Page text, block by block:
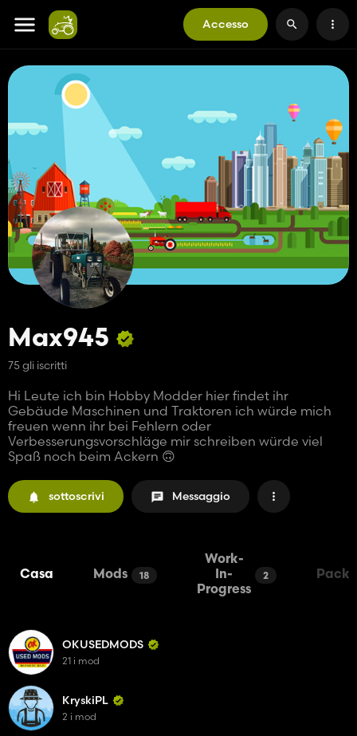
Accesso
Max945
75 gli iscritti
Hi Leute ich bin Hobby Modder hier findet ihr
Gebäude Maschinen und Traktoren ich würde mich
freuen wenn ihr bei Fehlern oder
Verbesserungsvorschläge mir schreiben würde viel
Spaß noch beim Ackern 🙃
sottoscrivi Messaggio
Casa Mods 18
Work-
In-
Progress
2 Packs
OKUSEDMODS
21 i mod
KryskiPL
2 i mod